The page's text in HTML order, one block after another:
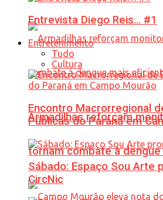
Armadilhas reforçam
tornam combate à
Entrevista Diego Reis… #1
Entretenimento
Tudo
Cultura
Encontro Macrorregional
Públicas do Paraná em
Sábado: Espaço Sou Arte
CircNic